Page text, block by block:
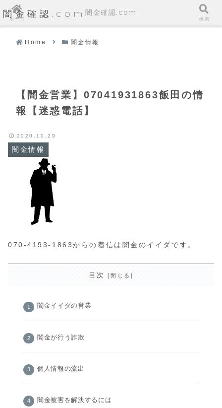
闇金確認.com
Home 闇金情報
【闇金営業】07041931863飯田の情
報【迷惑電話】
闇金情報
2020.10.29
070-4193-1863からの着信は闇金のイイダです。
目次
闇金イイダの営業
闇金が行う詐欺
個人情報の流出
闇金被害を解決するには
ホーム
闇金確認.com
検索